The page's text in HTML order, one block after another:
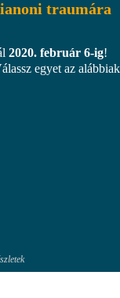
traumára
2020. február 6-ig!
egyet az alábbiak